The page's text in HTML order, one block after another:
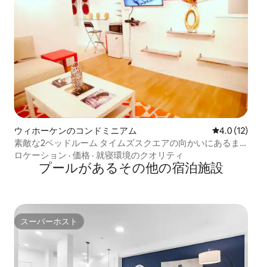
ウィホーケンのコンドミニアム レビュー12
4.0 (12)
素敵な2ベッドルーム タイムズスクエアの向かいにあるま
るまる貸切の家
ロケーション · 価格 · 就寝環境のクオリティ
プールがあるその他の宿泊施設
スーパーホスト
スーパーホスト